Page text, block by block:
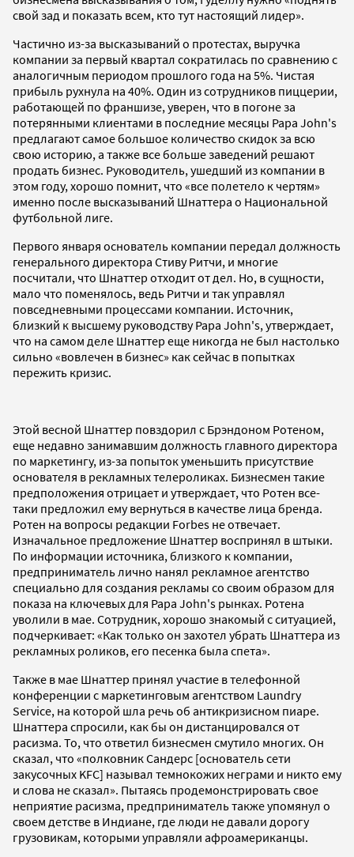
свой зад и показать всем, кто тут настоящий лидер».
Частично из-за высказываний о протестах, выручка
компании за первый квартал сократилась по сравнению с
аналогичным периодом прошлого года на 5%. Чистая
прибыль рухнула на 40%. Один из сотрудников пиццерии,
работающей по франшизе, уверен, что в погоне за
потерянными клиентами в последние месяцы Papa John's
предлагают самое большое количество скидок за всю
свою историю, а также все больше заведений решают
продать бизнес. Руководитель, ушедший из компании в
этом году, хорошо помнит, что «все полетело к чертям»
именно после высказываний Шнаттера о Национальной
футбольной лиге.
Первого января основатель компании передал должность
генерального директора Стиву Ритчи, и многие
посчитали, что Шнаттер отходит от дел. Но, в сущности,
мало что поменялось, ведь Ритчи и так управлял
повседневными процессами компании. Источник,
близкий к высшему руководству Papa John's, утверждает,
что на самом деле Шнаттер еще никогда не был настолько
сильно «вовлечен в бизнес» как сейчас в попытках
пережить кризис.
Этой весной Шнаттер повздорил с Брэндоном Ротеном,
еще недавно занимавшим должность главного директора
по маркетингу, из-за попыток уменьшить присутствие
основателя в рекламных телероликах. Бизнесмен такие
предположения отрицает и утверждает, что Ротен все-
таки предложил ему вернуться в качестве лица бренда.
Ротен на вопросы редакции Forbes не отвечает.
Изначальное предложение Шнаттер воспринял в штыки.
По информации источника, близкого к компании,
предприниматель лично нанял рекламное агентство
специально для создания рекламы со своим образом для
показа на ключевых для Papa John's рынках. Ротена
уволили в мае. Сотрудник, хорошо знакомый с ситуацией,
подчеркивает: «Как только он захотел убрать Шнаттера из
рекламных роликов, его песенка была спета».
Также в мае Шнаттер принял участие в телефонной
конференции с маркетинговым агентством Laundry
Service, на которой шла речь об антикризисном пиаре.
Шнаттера спросили, как бы он дистанцировался от
расизма. То, что ответил бизнесмен смутило многих. Он
сказал, что «полковник Сандерс [основатель сети
закусочных KFC] называл темнокожих неграми и никто ему
и слова не сказал». Пытаясь продемонстрировать свое
неприятие расизма, предприниматель также упомянул о
своем детстве в Индиане, где люди не давали дорогу
грузовикам, которыми управляли афроамериканцы.